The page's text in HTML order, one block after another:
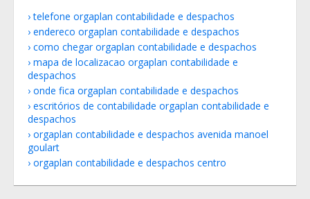
telefone orgaplan contabilidade e despachos
endereco orgaplan contabilidade e despachos
como chegar orgaplan contabilidade e despachos
mapa de localizacao orgaplan contabilidade e
despachos
onde fica orgaplan contabilidade e despachos
escritórios de contabilidade orgaplan contabilidade e
despachos
orgaplan contabilidade e despachos avenida manoel
goulart
orgaplan contabilidade e despachos centro